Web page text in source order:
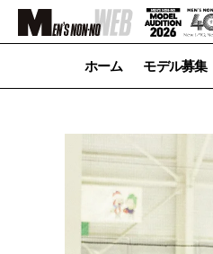
ホーム モデル募集